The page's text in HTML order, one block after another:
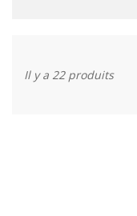
Il y a 22 produits